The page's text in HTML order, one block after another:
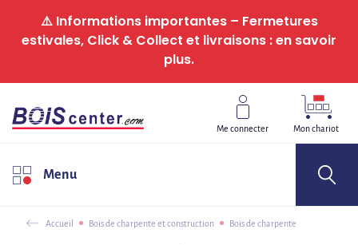
⚠️ Informations importantes – Fermetures
estivales, Click & Collect et livraisons : en savoir
plus.
Me connecter Mon chariot
Menu
Accueil Bois de charpente et construction Bois de charpente